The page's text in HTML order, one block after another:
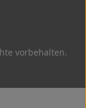
vorbehalten.